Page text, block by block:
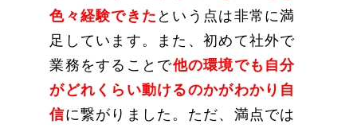
色々経験できた という点は非常に満
足しています。また、初めて社外で
業務をすることで他の環境でも自分
がどれくらい動けるのかがわかり自
信に繋がりました。ただ、満点では